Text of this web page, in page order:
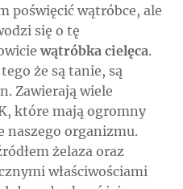
poświęcić wątróbce, ale
się o tę
wątróbka cielęca.
że są tanie, są
Zawierają wiele
które mają ogromny
naszego organizmu.
żelaza oraz
właściwościami